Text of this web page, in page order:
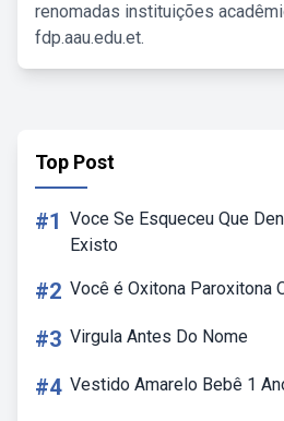
renomadas instituições
fdp.aau.edu.et.
Top Post
#1 Voce Se Esqueceu Que
Existo
#2 Você é Oxitona Paroxitona
#3 Virgula Antes Do Nome
#4 Vestido Amarelo Bebê 1